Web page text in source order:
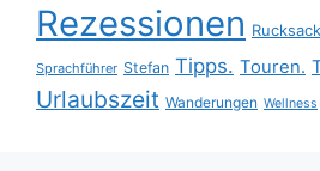
Rezessionen Rucksack
Sprachführer Stefan Tipps. Touren.
Urlaubszeit Wanderungen Wellness